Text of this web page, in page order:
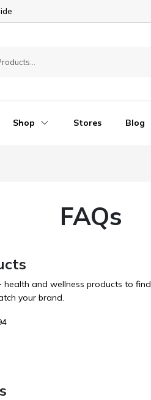
Shop Stores Blog
FAQs
health and wellness products to find
your brand.